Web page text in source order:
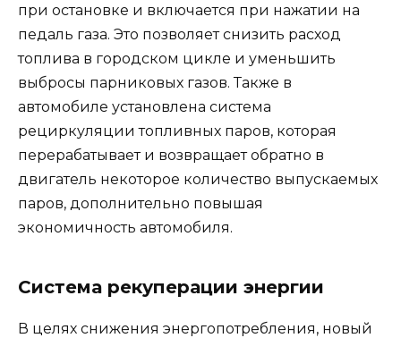
при остановке и включается при нажатии на
педаль газа. Это позволяет снизить расход
топлива в городском цикле и уменьшить
выбросы парниковых газов. Также в
автомобиле установлена система
рециркуляции топливных паров, которая
перерабатывает и возвращает обратно в
двигатель некоторое количество выпускаемых
паров, дополнительно повышая
экономичность автомобиля.
Система рекуперации энергии
В целях снижения энергопотребления, новый